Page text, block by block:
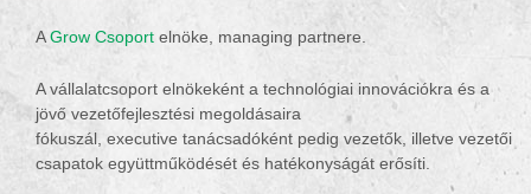
AGrow Csoport elnöke, managing partnere.
A vállalatcsoport elnökeként a technológiai innovációkra és a
jövő vezetőfejlesztési megoldásaira
fókuszál, executive tanácsadóként pedig vezetők, illetve vezetői
csapatok együttműködését és hatékonyságát erősíti.